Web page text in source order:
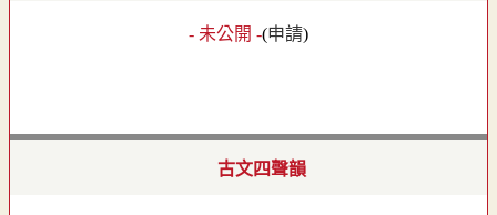
- 未公開 -(申請)
古文四聲韻